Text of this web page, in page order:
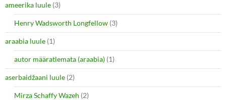
ameerika luule (3)
Henry Wadsworth Longfellow (3)
araabia luule (1)
autor määratlemata (araabia) (1)
aserbaidžaani luule (2)
Mirza Schaffy Wazeh (2)